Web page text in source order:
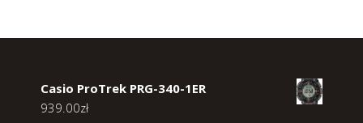
Casio ProTrek PRG-340-1ER
939.00zł